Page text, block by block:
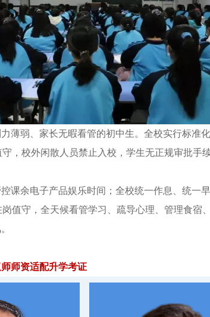
薄弱、家长无暇看管的初中生。全校实行标准
，校外闲散人员禁止入校，学生无正规审批手
课余电子产品娱乐时间；全校统一作息、统一
值守，全天候看管学习、疏导心理、管理食宿
师资适配升学考证